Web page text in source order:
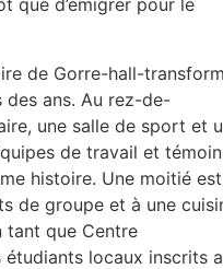
que d’émigrer pour le
de Gorre-hall-
des ans. Au rez-de-
une salle de sport et
de travail et témoin
histoire. Une moitié est
de groupe et à une
tant que Centre
étudiants locaux inscrits